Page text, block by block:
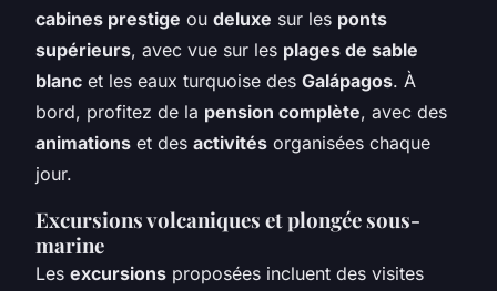
cabines prestige ou deluxe sur les ponts
supérieurs, avec vue sur les plages de sable
blanc et les eaux turquoise des Galápagos. À
bord, profitez de la pension complète, avec des
animations et des activités organisées chaque
jour.
Excursions volcaniques et plongée sous-
marine
Les excursions proposées incluent des visites